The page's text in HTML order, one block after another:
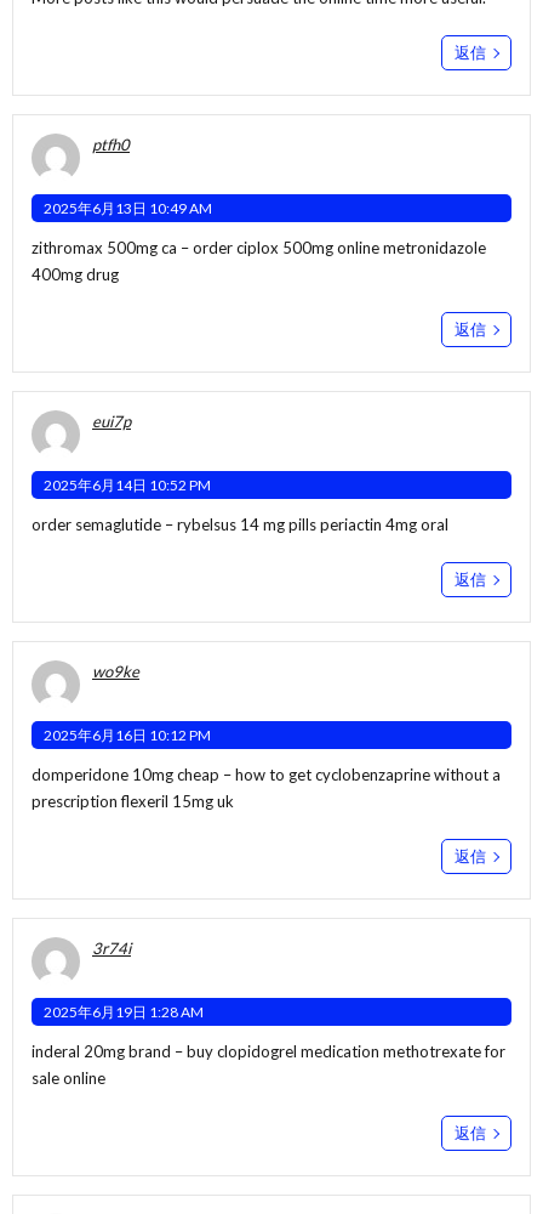
返信
ptfh0
2025年6月13日 10:49 AM
zithromax 500mg ca –order ciplox 500mg onlinemetronidazole
400mg drug
返信
eui7p
2025年6月14日 10:52 PM
order semaglutide –rybelsus 14 mg pillsperiactin 4mg oral
返信
wo9ke
2025年6月16日 10:12 PM
domperidone 10mg cheap –how to get cyclobenzaprine without a
prescriptionflexeril 15mg uk
返信
3r74i
2025年6月19日 1:28 AM
inderal 20mg brand –buy clopidogrel medication methotrexate for
sale online
返信